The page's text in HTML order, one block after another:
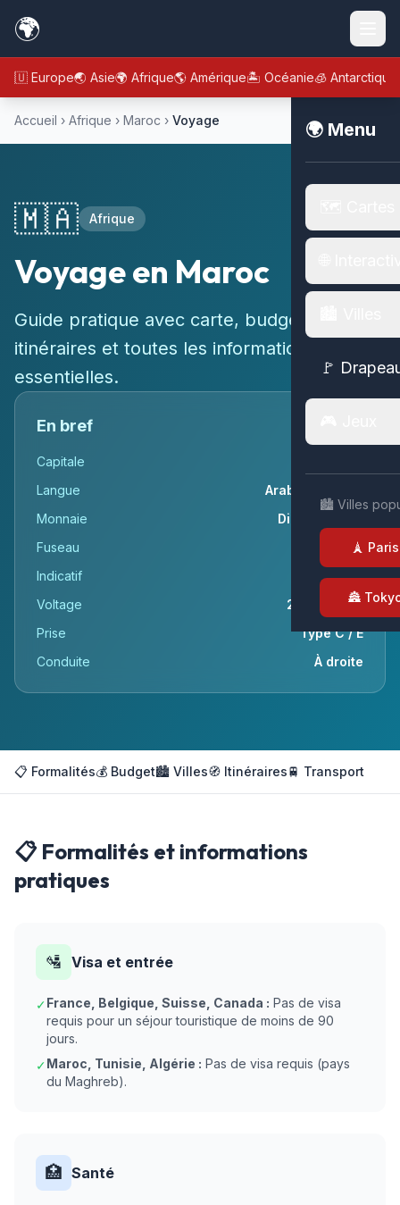
🌍
🇪🇺 Europe🌏 Asie🌍 Afrique🌎 Amérique🏝️ Océanie🧊 Antarctique
🌍 Menu
🚩
🏙️ Villes
🗼 Paris
🏯
Accueil › Afrique › Maroc › Voyage
🇲🇦 Afrique
Voyage en Maroc
Guide pratique avec carte, budget,
itinéraires et toutes les informations
essentielles.
En bref
Capitale
Langue
Arabe, Amazigh
Monnaie
Dirham (MAD)
Fuseau
UTC+1
Indicatif
+212
Voltage
220v / 50Hz
Prise
Type C / E
Conduite
À droite
📋 Formalités💰 Budget🏙️ Villes🧭 Itinéraires🚆 Transport
📋 Formalités et informations
pratiques
🛂 Visa et entrée
✓France, Belgique, Suisse, Canada : Pas de visa
requis pour un séjour touristique de moins de 90
jours.
✓Maroc, Tunisie, Algérie : Pas de visa requis (pays
du Maghreb).
🏥 Santé